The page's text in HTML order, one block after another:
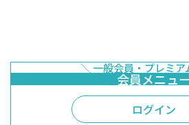
ログイン